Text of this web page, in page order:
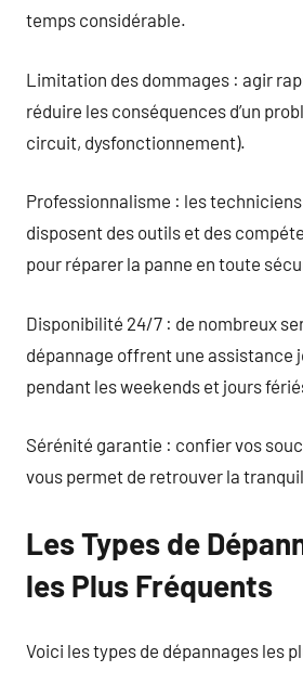
temps considérable.
Limitation des dommages : agir
réduire les conséquences d’un
circuit, dysfonctionnement).
Professionnalisme : les
disposent des outils et des
pour réparer la panne en toute
Disponibilité 24/7 : de nombreux
dépannage offrent une assistance
pendant les weekends et jours
Sérénité garantie : confier vos
vous permet de retrouver la
Les Types de
les Plus Fréquents
Voici les types de dépannages les